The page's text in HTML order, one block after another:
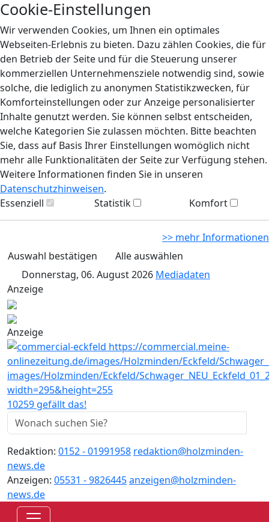
Cookie-Einstellungen
Wir verwenden Cookies, um Ihnen ein optimales
Webseiten-Erlebnis zu bieten. Dazu zählen Cookies, die für
den Betrieb der Seite und für die Steuerung unserer
kommerziellen Unternehmensziele notwendig sind, sowie
solche, die lediglich zu anonymen Statistikzwecken, für
Komforteinstellungen oder zur Anzeige personalisierter
Inhalte genutzt werden. Sie können selbst entscheiden,
welche Kategorien Sie zulassen möchten. Bitte beachten
Sie, dass auf Basis Ihrer Einstellungen womöglich nicht
mehr alle Funktionalitäten der Seite zur Verfügung stehen.
Weitere Informationen finden Sie in unseren
Datenschutzhinweisen.
Essenziell
Statistik Komfort
>> mehr Informationen
Auswahl bestätigen
Alle auswählen
Donnerstag, 06. August 2026 Mediadaten
Anzeige
Anzeige
10259 gefällt das!
Redaktion: 0152 - 01991958 redaktion@holzminden-
news.de
Anzeigen: 05531 - 9826445anzeigen@holzminden-
news.de